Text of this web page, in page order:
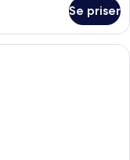
Se priser
med två sängar, ett